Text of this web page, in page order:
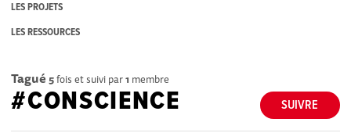
LES PROJETS
LES RESSOURCES
Tagué 5fois et suivi par1 membre
SUIVRE
#CONSCIENCE